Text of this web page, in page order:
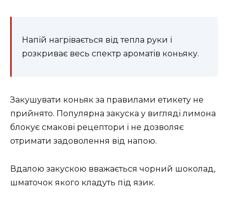
Напій нагрівається від тепла руки і
розкриває весь спектр ароматів коньяку.
Закушувати коньяк за правилами етикету не
прийнято. Популярна закуска у вигляді лимона
блокує смакові рецептори і не дозволяє
отримати задоволення від напою.
Вдалою закускою вважається чорний шоколад,
шматочок якого кладуть під язик.